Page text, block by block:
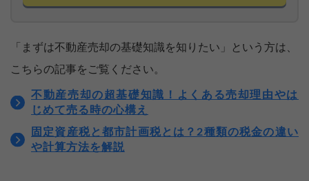
「まずは不動産売却の基礎知識を知りたい」という方は、
こちらの記事をご覧ください。
不動産売却の超基礎知識！よくある売却理由やは
じめて売る時の心構え
固定資産税と都市計画税とは？2種類の税金の違い
や計算方法を解説